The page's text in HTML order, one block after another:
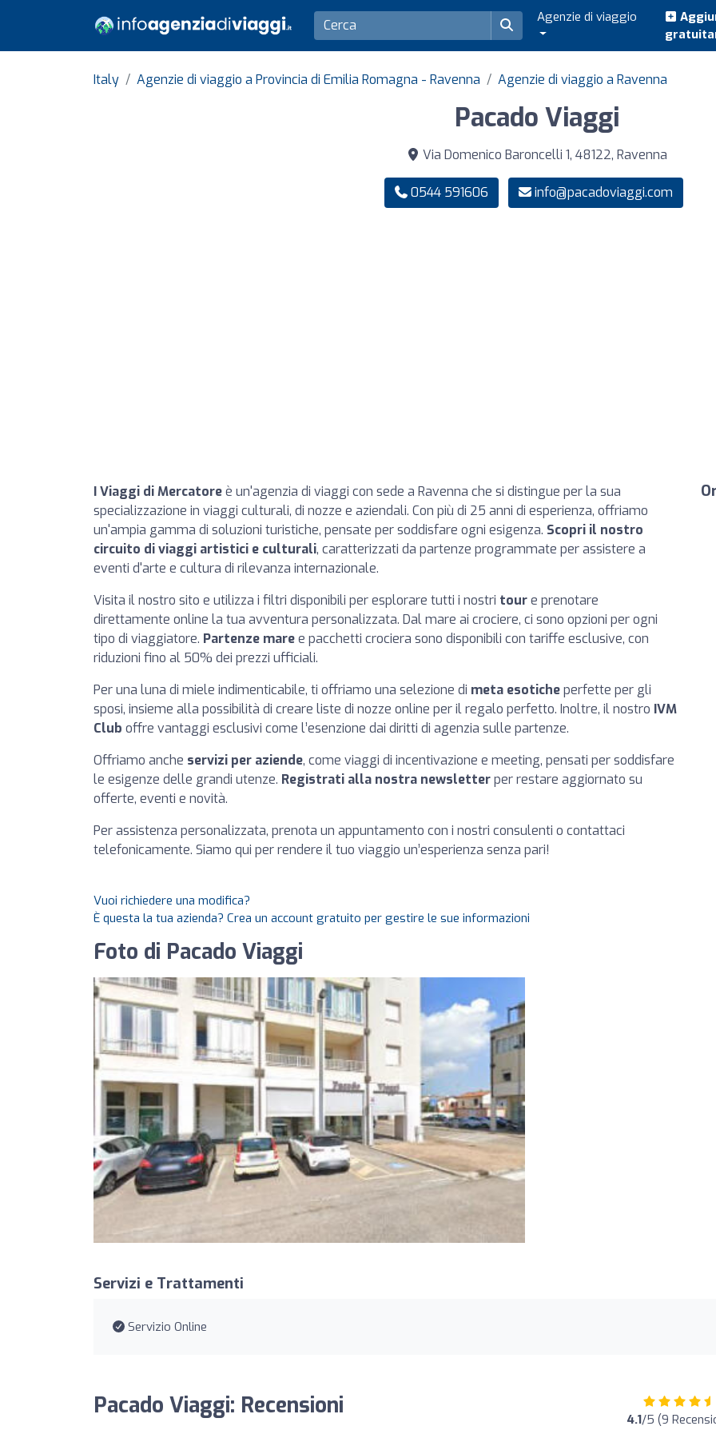
Agenzie di viaggio
Italy Agenzie di viaggio a Provincia di Emilia Romagna - Ravenna Agenzie di viaggio a Ravenna
Pacado Viaggi
Via Domenico Baroncelli 1, 48122, Ravenna
0544 591606 info@pacadoviaggi.com
I Viaggi di Mercatoreè un'agenzia di viaggi con sede a Ravenna che si distingue per la sua
specializzazione in viaggi culturali, di nozze e aziendali. Con più di 25 anni di esperienza, offriamo
un'ampia gamma di soluzioni turistiche, pensate per soddisfare ogni esigenza. Scopri il nostro
circuito di viaggi artistici e culturali, caratterizzati da partenze programmate per assistere a
eventi d'arte e cultura di rilevanza internazionale.
Visita il nostro sito e utilizza i filtri disponibili per esplorare tutti i nostri toure prenotare
direttamente online la tua avventura personalizzata. Dal mare ai crociere, ci sono opzioni per ogni
tipo di viaggiatore. Partenze maree pacchetti crociera sono disponibili con tariffe esclusive, con
riduzioni fino al 50% dei prezzi ufficiali.
Per una luna di miele indimenticabile, ti offriamo una selezione di meta esoticheperfette per gli
sposi, insieme alla possibilità di creare liste di nozze online per il regalo perfetto. Inoltre, il nostro IVM
Club offre vantaggi esclusivi come l’esenzione dai diritti di agenzia sulle partenze.
Offriamo anche servizi per aziende, come viaggi di incentivazione e meeting, pensati per soddisfare
le esigenze delle grandi utenze. Registrati alla nostra newsletterper restare aggiornato su
offerte, eventi e novità.
Per assistenza personalizzata, prenota un appuntamento con i nostri consulenti o contattaci
telefonicamente. Siamo qui per rendere il tuo viaggio un’esperienza senza pari!
Vuoi richiedere una modifica?
È questa la tua azienda? Crea un account gratuito per gestire le sue informazioni
Foto di Pacado Viaggi
Servizi e Trattamenti
Servizio Online
Pacado Viaggi: Recensioni 4.1/5 (9